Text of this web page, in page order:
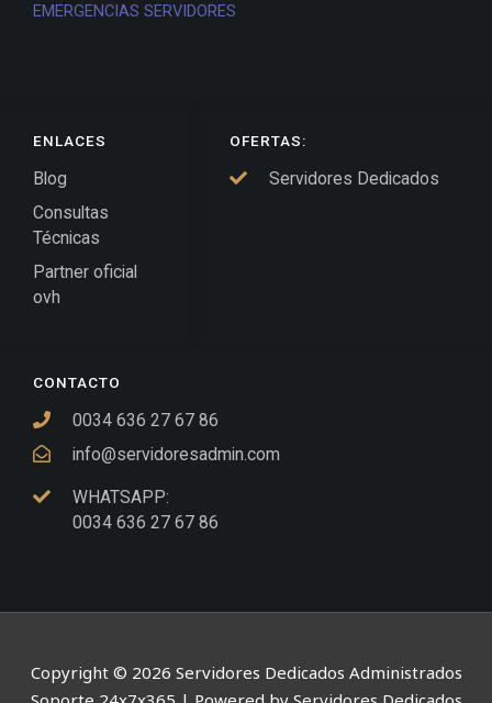
CONTACTO
0034 636 27 67 86
info@servidoresadmin.com
WHATSAPP:
0034 636 27 67 86
OFERTAS:
Servidores Dedicados
ENLACES
Blog
Consultas
Técnicas
Partner oficial
ovh
EMERGENCIAS SERVIDORES
Copyright © 2026 Servidores Dedicados Administrados